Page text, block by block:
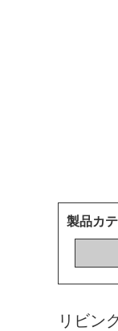
製品カ
リビ